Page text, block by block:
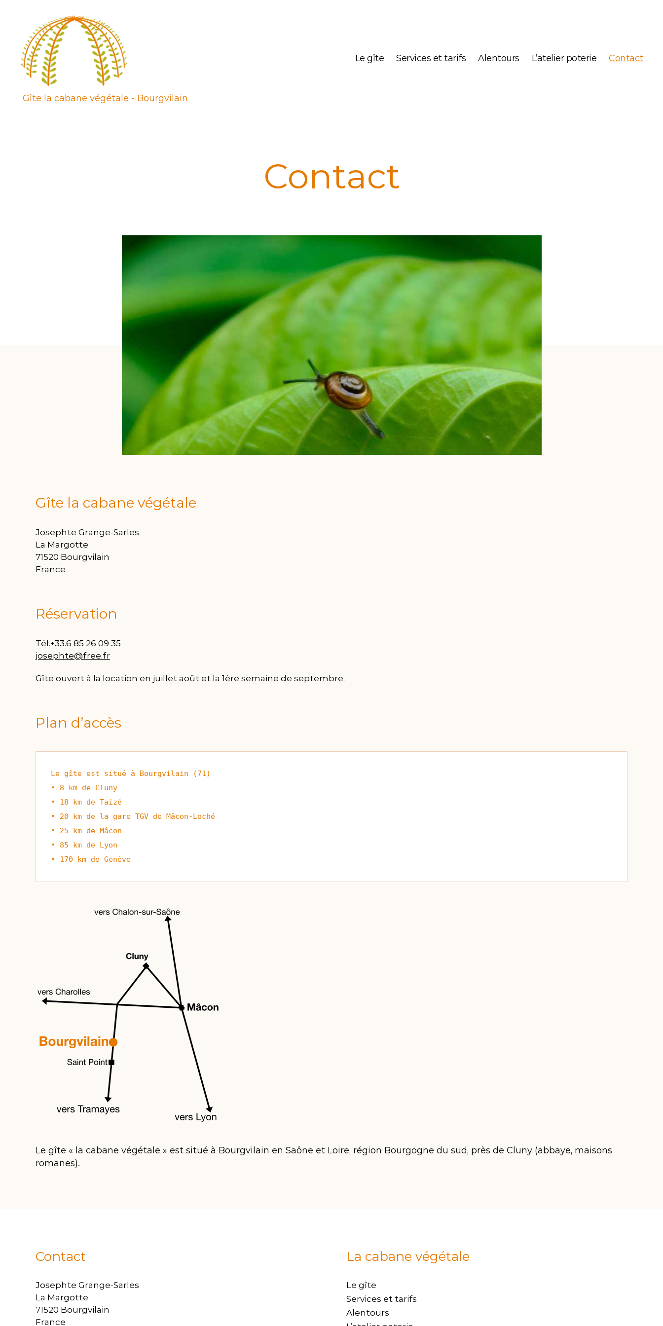
Bourgone
Gîte la cabane végétale - Bourgvilain
Le gîte Services et tarifs Alentours L’atelier poterie Contact
Contact
Gîte la cabane végétale
Josephte Grange-Sarles
La Margotte
71520 Bourgvilain
France
Réservation
Tél.+33.6 85 26 09 35
josephte@free.fr
Gîte ouvert à la location en juillet août et la 1ère semaine de septembre.
Plan d’accès
Le gîte est situé à Bourgvilain (71)
• 8 km de Cluny
• 18 km de Taizé
• 20 km de la gare TGV de Mâcon-Loché
• 25 km de Mâcon
• 85 km de Lyon
• 170 km de Genève
Le gîte « la cabane végétale » est situé à Bourgvilain en Saône et Loire, région Bourgogne du sud, près de Cluny (abbaye, maisons
romanes).
Contact
Josephte Grange-Sarles
La Margotte
71520 Bourgvilain
France
La cabane végétale
Le gîte
Services et tarifs
Alentours